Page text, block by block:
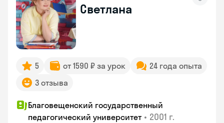
Светлана
5 от 1590 ₽ за урок
24 года опыта
3 отзыва
Благовещенский государственный
педагогический университет • 2001 г.